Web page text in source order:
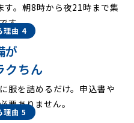
す。朝8時から夜21時まで集
す。
理由 4
が
クちん
服を詰めるだけ。申込書や
要ありません。
理由 5